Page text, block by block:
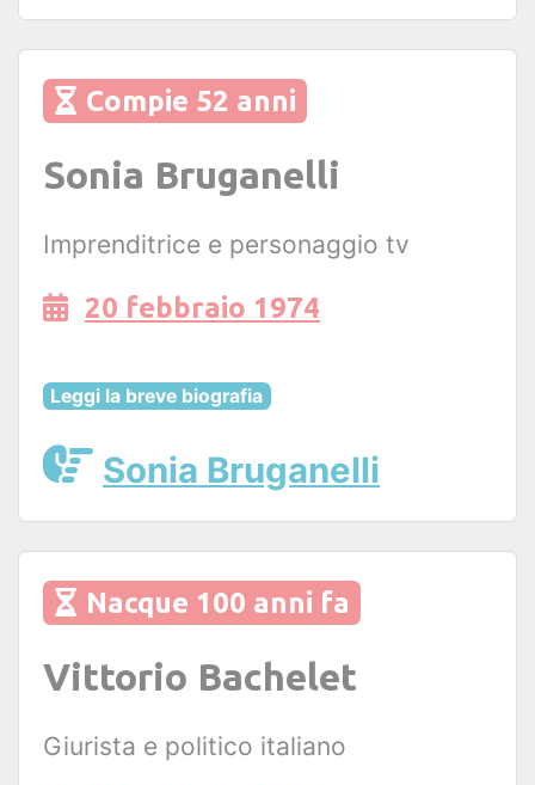
Compie 52 anni
Sonia Bruganelli
Imprenditrice e personaggio tv
20 febbraio 1974
Leggi la breve biografia
Sonia Bruganelli
Nacque 100 anni fa
Vittorio Bachelet
Giurista e politico italiano